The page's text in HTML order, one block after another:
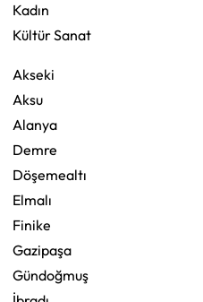
Kadın
Kültür Sanat
Akseki
Aksu
Alanya
Demre
Döşemealtı
Elmalı
Finike
Gazipaşa
Gündoğmuş